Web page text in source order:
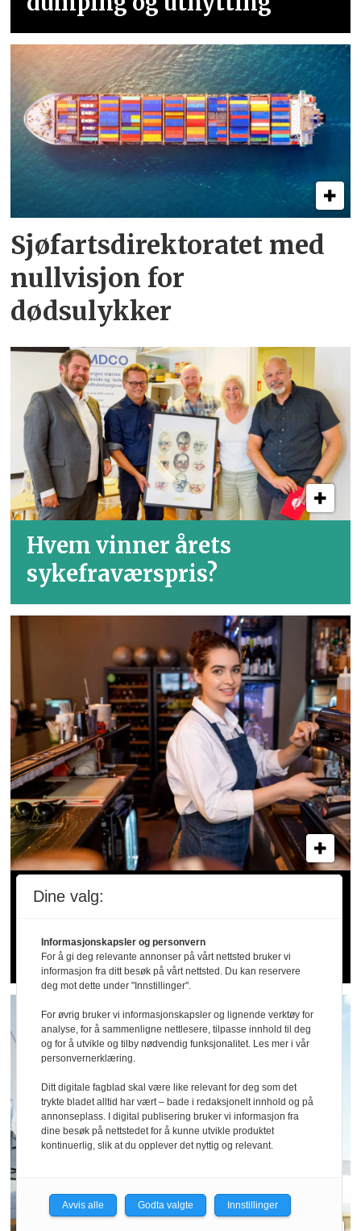
Sjøfartsdirektoratet med
nullvisjon for
dødsulykker
Hvem vinner årets
sykefraværspris?
Sommer­patruljen
bekymret for
serveringsbransjen
Dine valg:
Informasjonskapsler og personvern
For å gi deg relevante annonser på vårt nettsted bruker vi
informasjon fra ditt besøk på vårt nettsted. Du kan reservere
deg mot dette under "Innstillinger".
For øvrig bruker vi informasjonskapsler og lignende verktøy for
analyse, for å sammenligne nettlesere, tilpasse innhold til deg
og for å utvikle og tilby nødvendig funksjonalitet. Les mer i vår
personvernerklæring.
Ditt digitale fagblad skal være like relevant for deg som det
trykte bladet alltid har vært – bade i redaksjonelt innhold og på
annonseplass. I digital publisering bruker vi informasjon fra
dine besøk på nettstedet for å kunne utvikle produktet
kontinuerlig, slik at du opplever det nyttig og relevant.
Avvis alle Godta valgte Innstillinger